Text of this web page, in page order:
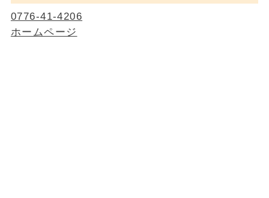
0776-41-4206
ホームページ